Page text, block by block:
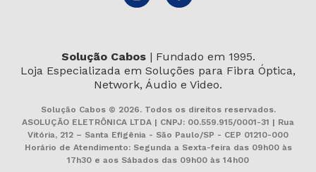
Solução Cabos| Fundado em 1995.
Loja Especializada em Soluções para Fibra Óptica,
Network, Áudio e Video.
Solução Cabos © 2026. Todos os direitos reservados.
ASOLUÇÃO ELETRÔNICA LTDA | CNPJ: 00.559.915/0001-31 | Rua
Vitória, 212 – Santa Efigênia - São Paulo/SP - CEP 01210-000
Horário de Atendimento: Segunda a Sexta-feira das 09h00 às
17h30 e aos Sábados das 09h00 às 14h00